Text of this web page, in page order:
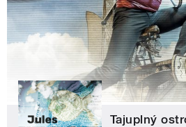
Tajuplný